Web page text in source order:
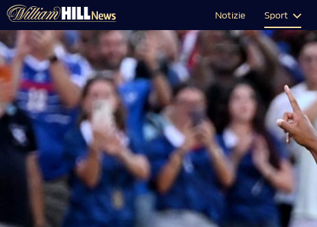
Notizie Sport